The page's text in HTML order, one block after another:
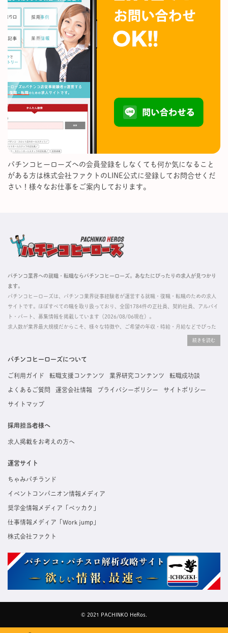
パチンコヒーローズへの会員登録をしなくても何か気になること
がある方は株式会社ファクトのLINE公式に登録してお問合せくだ
さい！様々なお仕事をご案内しております。
パチンコ業界への就職・転職ならパチンコヒーローズ。あなたにぴったりの求人が見つかり
ます。
パチンコヒーローズは、パチンコ業界従事経験者が運営する就職・復職・転職のための求人
サイトです。ほぼすべての職を取り扱っており、全国1784件の正社員、契約社員、アルバイ
ト・パート、募集情報を掲載しています（2026/08/06現在）。
求人数が業界最大規模だからこそ、様々な特徴や、ご希望の年収・時給・月給などでぴった
掲載している求人は、すべて契約法人様から寄せられた正規の求人情報です。応募いただい
た内容はすぐに直接事業所に届くためスムーズに転職・復職できます。
パチンコヒーローズについて
ご利用ガイド 転職支援コンテンツ 業界研究コンテンツ 転職成功談
よくあるご質問 運営会社情報 プライバシーポリシー サイトポリシー
サイトマップ
採用担当者様へ
求人掲載をお考えの方へ
運営サイト
ちゃみパチランド
イベントコンパニオン情報メディア
奨学金情報メディア「ベッカク」
仕事情報メディア「Work jump」
株式会社ファクト
© 2021 PACHINKO HeRos.